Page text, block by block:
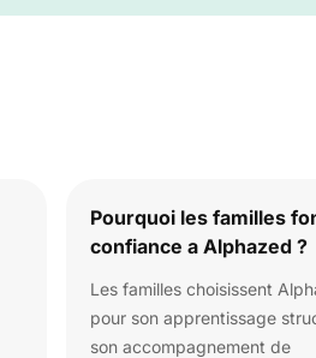
Pourquoi les familles
confiance a Alphazed ?
Les familles choisissent
pour son apprentissage
son accompagnement de